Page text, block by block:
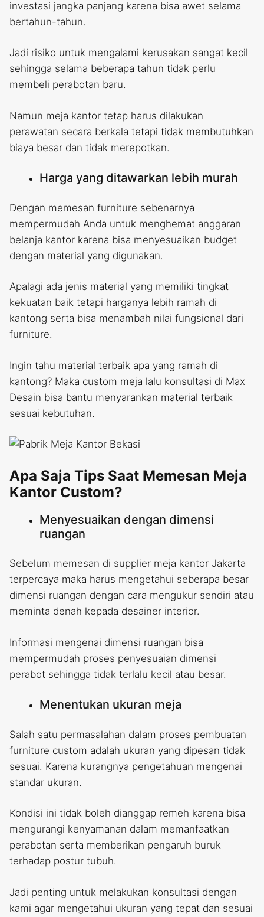
investasi jangka panjang karena bisa awet selama
bertahun-tahun.
Jadi risiko untuk mengalami kerusakan sangat kecil
sehingga selama beberapa tahun tidak perlu
membeli perabotan baru.
Namun meja kantor tetap harus dilakukan
perawatan secara berkala tetapi tidak membutuhkan
biaya besar dan tidak merepotkan.
Harga yang ditawarkan lebih murah
Dengan memesan furniture sebenarnya
mempermudah Anda untuk menghemat anggaran
belanja kantor karena bisa menyesuaikan budget
dengan material yang digunakan.
Apalagi ada jenis material yang memiliki tingkat
kekuatan baik tetapi harganya lebih ramah di
kantong serta bisa menambah nilai fungsional dari
furniture.
Ingin tahu material terbaik apa yang ramah di
kantong? Maka custom meja lalu konsultasi di Max
Desain bisa bantu menyarankan material terbaik
sesuai kebutuhan.
Apa Saja Tips Saat Memesan Meja
Kantor Custom?
Menyesuaikan dengan dimensi
ruangan
Sebelum memesan di supplier meja kantor Jakarta
terpercaya maka harus mengetahui seberapa besar
dimensi ruangan dengan cara mengukur sendiri atau
meminta denah kepada desainer interior.
Informasi mengenai dimensi ruangan bisa
mempermudah proses penyesuaian dimensi
perabot sehingga tidak terlalu kecil atau besar.
Menentukan ukuran meja
Salah satu permasalahan dalam proses pembuatan
furniture custom adalah ukuran yang dipesan tidak
sesuai. Karena kurangnya pengetahuan mengenai
standar ukuran.
Kondisi ini tidak boleh dianggap remeh karena bisa
mengurangi kenyamanan dalam memanfaatkan
perabotan serta memberikan pengaruh buruk
terhadap postur tubuh.
Jadi penting untuk melakukan konsultasi dengan
kami agar mengetahui ukuran yang tepat dan sesuai